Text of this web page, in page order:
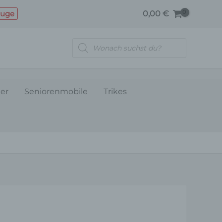
0,00 €
Products
search
Seniorenmobile Trikes